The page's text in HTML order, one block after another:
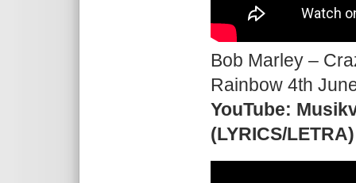
Bob Marley –
Rainbow 4th
YouTube:
(LYRICS/